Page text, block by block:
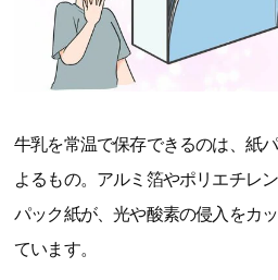
牛乳を常温で保存できるのは、紙
よるもの。アルミ箔やポリエチレ
パック紙が、光や酸素の侵入をカ
ています。